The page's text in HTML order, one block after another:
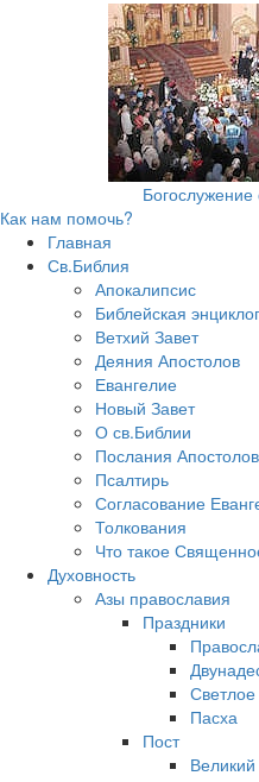
Богослужение
Как нам помочь?
Главная
Св.Библия
Апокалипсис
Библейская
Ветхий Завет
Деяния Апостолов
Евангелие
Новый Завет
О св.Библии
Послания Апостолов
Псалтирь
Согласование
Толкования
Что такое
Духовность
Азы православия
Праздники
Пасха
Пост
Великий